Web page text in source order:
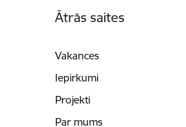
Ātrās saites
Vakances
Iepirkumi
Projekti
Par mums